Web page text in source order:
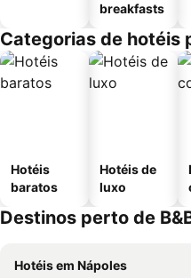
breakfasts
Categorias de hotéis
Hotéis
baratos
Hotéis de
luxo
Destinos perto de
Hotéis em Nápoles